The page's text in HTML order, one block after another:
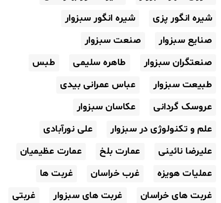
شیره انگور پزی
شیره انگور سبزوار
صنایع سبزوار
صنعت سبزوار
صنعتگران سبزوار
طاهره سلیمی
طبس
طبیعت سبزوار
عباس عمرانی بیدی
عروسک گردانی
عکاسان سبزوار
علم و تکنولوژی در سبزوار
علی نورآبادی
علیرضا نائینی
عمارت بلخ
عمارت عظیمیان
عملیات هویزه
غرب خراسان
غربت ها
غربت های خراسان
غربت های سبزوار
غربتی